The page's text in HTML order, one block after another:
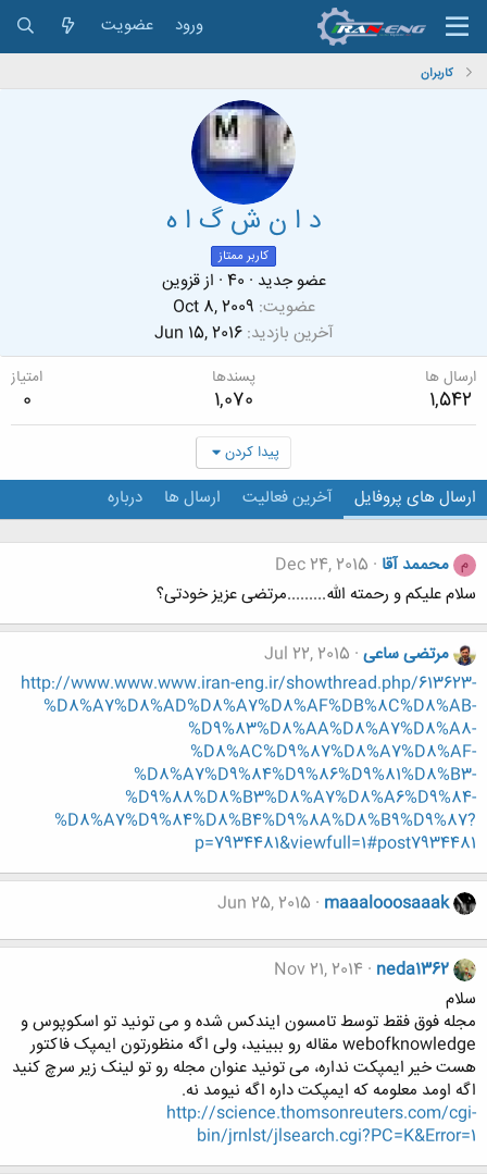
ورود عضویت
کاربران
د ا ن ش گ ا ه
کاربر ممتاز
عضو جدید ·
· ازقزوین
عضویت Oct 8, 2009
آخرین بازدید Jun 15, 2016
ارسال ها
1,542
پسندها
1,070
امتیاز
0
پیدا کردن
ارسال های پروفایل آخرین فعالیت ارسال ها درباره
م محممد آقا Dec 24, 2015
سلام علیکم و رحمته الله.........مرتضی عزیز خودتی؟
مرتضی ساعی Jul 22, 2015
http://www.www.www.iran-eng.ir/showthread.php/613623-
%D8%A7%D8%AD%D8%A7%D8%AF%DB%8C%D8%AB-
%D9%83%D8%AA%D8%A7%D8%A8-
%D8%AC%D9%87%D8%A7%D8%AF-
%D8%A7%D9%84%D9%86%D9%81%D8%B3-
%D9%88%D8%B3%D8%A7%D8%A6%D9%84-
%D8%A7%D9%84%D8%B4%D9%8A%D8%B9%D9%87?
p=7934481&viewfull=1#post7934481
maaalooosaaak
Jun 25, 2015
neda1362
Nov 21, 2014
سلام
مجله فوق فقط توسط تامسون ایندکس شده و می تونید تو اسکوپوس و
webofknowledge مقاله رو ببینید، ولی اگه منظورتون ایمپک فاکتور
هست خیر ایمپکت نداره، می تونید عنوان مجله رو تو لینک زیر سرچ کنید
اگه اومد معلومه که ایمپکت داره اگه نیومد نه.
http://science.thomsonreuters.com/cgi-
bin/jrnlst/jlsearch.cgi?PC=K&Error=1